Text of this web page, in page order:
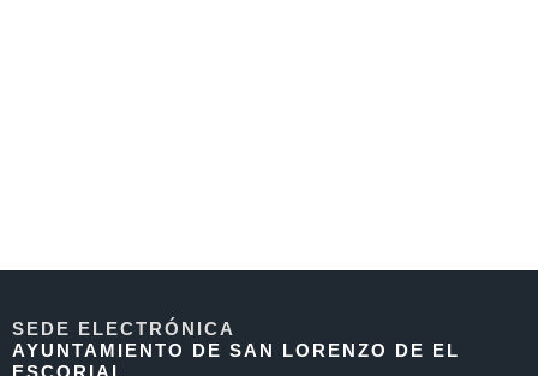
SEDE ELECTRÓNICA
AYUNTAMIENTO DE SAN LORENZO DE EL
ESCORIAL